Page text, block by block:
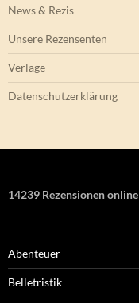
News & Rezis
Unsere Rezensenten
Verlage
Datenschutzerklärung
14239 Rezensionen online
Abenteuer
Belletristik